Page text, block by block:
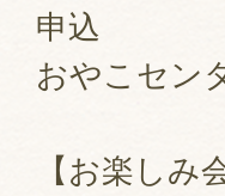
申込
おやこセン
【お楽しみ